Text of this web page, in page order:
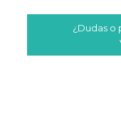
¿Dudas o